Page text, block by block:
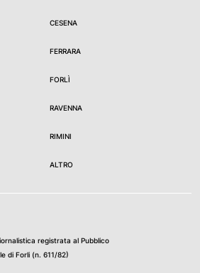
CESENA
FERRARA
FORLÌ
RAVENNA
RIMINI
ALTRO
registrata al Pubblico
di Forli (n. 611/82)